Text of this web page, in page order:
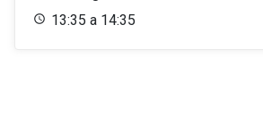
13:35 a 14:35